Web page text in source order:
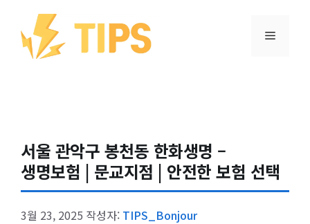
건너뛰기
메뉴
서울 관악구 봉천동 한화생명 –
생명보험 | 문교지점 | 안전한 보험 선택
3월 23, 2025 작성자: TIPS_Bonjour